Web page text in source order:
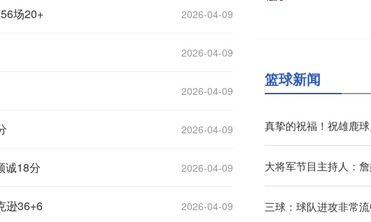
场20+ 2026-04-09
2026-04-09
2026-04-09
2026-04-09
诚18分 2026-04-09
逊36+6 2026-04-09
篮球新闻